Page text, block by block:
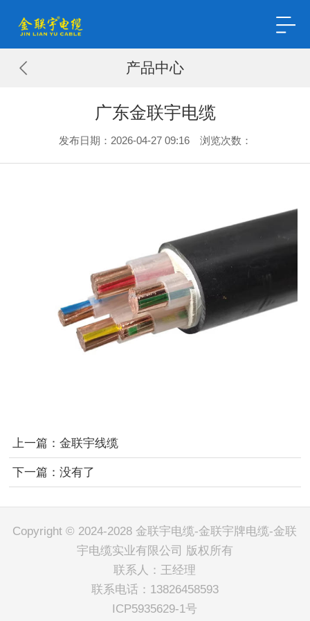
产品中心
广东金联宇电缆
发布日期：2026-04-27 09:16 浏览次数：
上一篇： 金联宇线缆
下一篇： 没有了
Copyright © 2024-2028 金联宇电缆-金联宇牌电缆-金联
宇电缆实业有限公司 版权所有
联系人：王经理
联系电话：13826458593
ICP5935629-1号